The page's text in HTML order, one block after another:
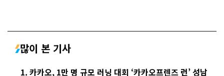
많이 본 기사
카카오, 1만 명 규모 러닝 대회 ‘카카오프렌즈 런’ 성남